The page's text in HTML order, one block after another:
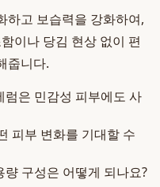
하고 보습력을 강화하여,
이나 당김 현상 없이 편
줍니다.
은 민감성 피부에도 사
피부 변화를 기대할 수
구성은 어떻게 되나요?